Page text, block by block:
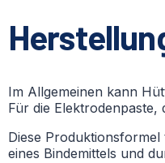
Im Allgemeinen kann
Für die Elektrodenpaste,
Diese
eines Bindemittels und